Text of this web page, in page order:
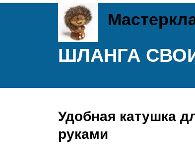
ШЛАНГА
Удобная катушка
руками